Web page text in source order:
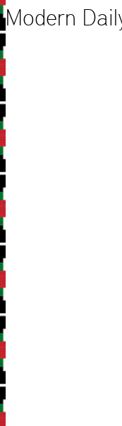
Modern